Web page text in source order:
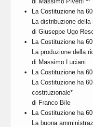
La Costituzione ha
La distribuzione
di Giuseppe Ugo
La Costituzione ha
La produzione della
di Massimo Luciani
La Costituzione ha
La Costituzione ha
costituzionale*
di Franco Bile
La Costituzione ha
La buona